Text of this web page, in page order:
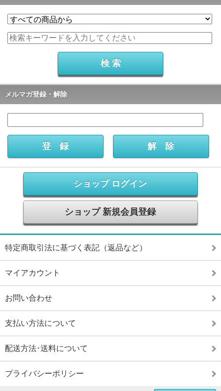
メルマガ登録・解除
ショップ ログイン
ショップ 新規会員登録
特定商取引法に基づく表記（返品など）
マイアカウント
お問い合わせ
支払い方法について
配送方法･送料について
プライバシーポリシー